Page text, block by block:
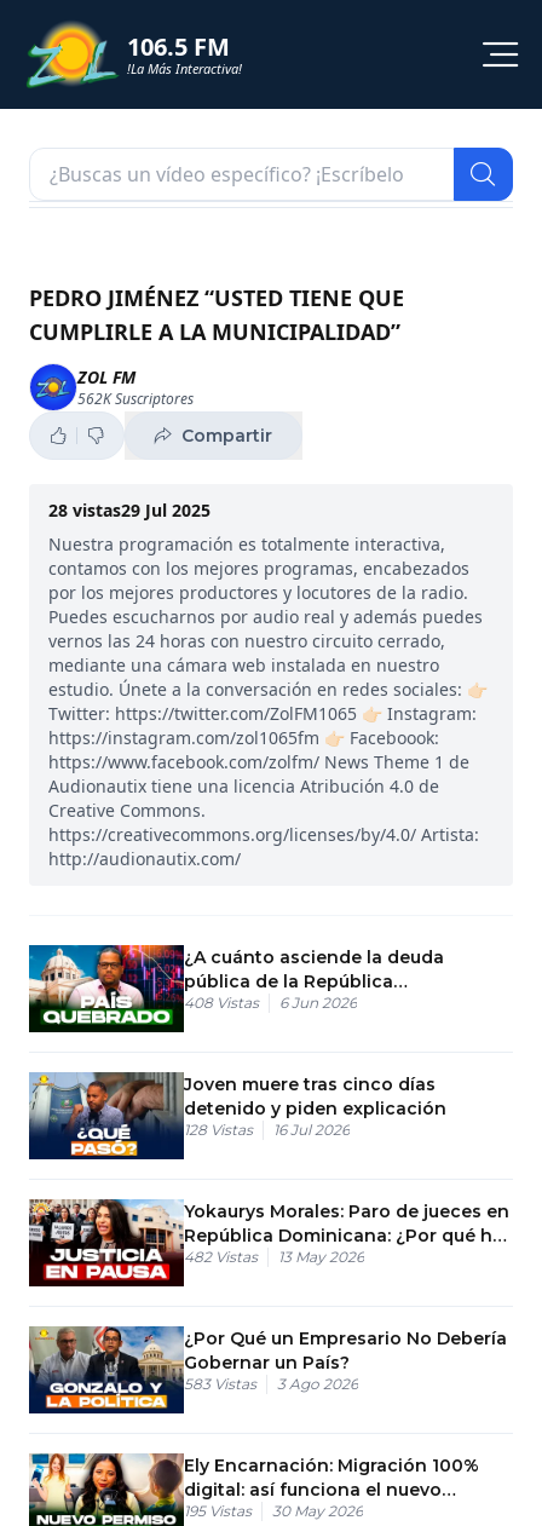
106.5 FM
!La Más Interactiva!
NOTICIAS
SHORTS
PODCAST
ZOL TV
PEDRO JIMÉNEZ “USTED TIENE QUE
CUMPLIRLE A LA MUNICIPALIDAD”
ZOL FM
562KSuscriptores
Compartir
28 vistas29 Jul 2025
Nuestra programación es totalmente interactiva,
contamos con los mejores programas, encabezados
por los mejores productores y locutores de la radio.
Puedes escucharnos por audio real y además puedes
vernos las 24 horas con nuestro circuito cerrado,
mediante una cámara web instalada en nuestro
estudio. Únete a la conversación en redes sociales: 👉🏻
Twitter: https://twitter.com/ZolFM1065 👉🏻 Instagram:
https://instagram.com/zol1065fm 👉🏻 Faceboook:
https://www.facebook.com/zolfm/ News Theme 1 de
Audionautix tiene una licencia Atribución 4.0 de
Creative Commons.
https://creativecommons.org/licenses/by/4.0/ Artista:
http://audionautix.com/
¿A cuánto asciende la deuda
pública de la República
Dominicana?
408 Vistas 6 Jun 2026
Joven muere tras cinco días
detenido y piden explicación
128 Vistas 16 Jul 2026
Yokaurys Morales: Paro de jueces en
República Dominicana: ¿Por qué hay
huelga el 21?
482 Vistas 13 May 2026
¿Por Qué un Empresario No Debería
Gobernar un País?
583 Vistas 3 Ago 2026
Ely Encarnación: Migración 100%
digital: así funciona el nuevo
permiso de menor
195 Vistas 30 May 2026